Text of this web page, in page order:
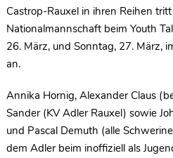
Castrop-Rauxel in ihren Reihen
Nationalmannschaft beim Youth
26. März, und Sonntag, 27. März,
an.
Annika Hornig, Alexander Claus
Sander (KV Adler Rauxel) sowie
und Pascal Demuth (alle
dem Adler beim inoffiziell als